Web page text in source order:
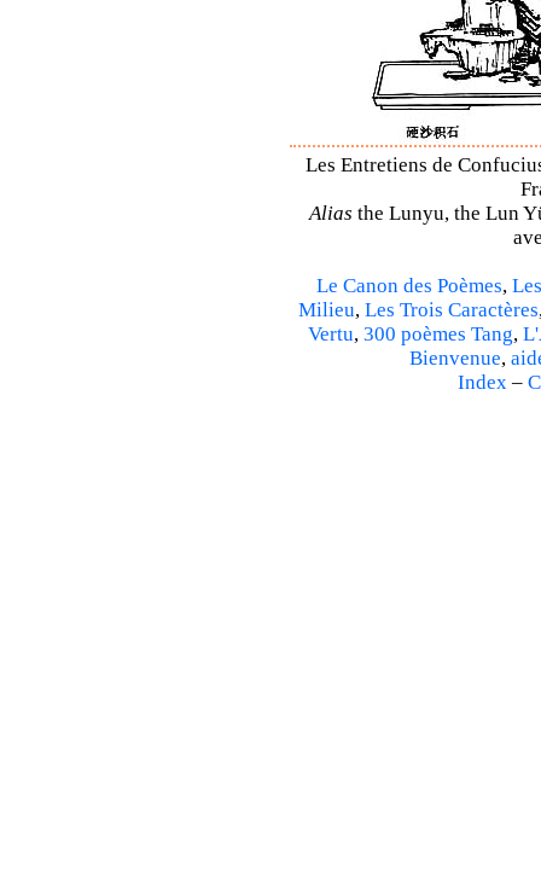
Les Entretiens de
Alias the Lunyu, the Lun
Le Canon des Poèmes,
Milieu, Les Trois Caractères
Vertu, 300 poèmes Tang,
Bienvenue,
Index –